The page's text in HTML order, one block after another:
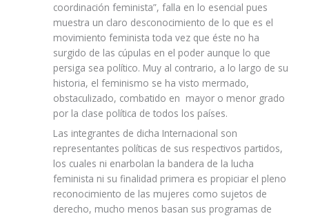
coordinación feminista”, falla en lo esencial pues
muestra un claro desconocimiento de lo que es el
movimiento feminista toda vez que éste no ha
surgido de las cúpulas en el poder aunque lo que
persiga sea político. Muy al contrario, a lo largo de su
historia, el feminismo se ha visto mermado,
obstaculizado, combatido en mayor o menor grado
por la clase política de todos los países.
Las integrantes de dicha Internacional son
representantes políticas de sus respectivos partidos,
los cuales ni enarbolan la bandera de la lucha
feminista ni su finalidad primera es propiciar el pleno
reconocimiento de las mujeres como sujetos de
derecho, mucho menos basan sus programas de